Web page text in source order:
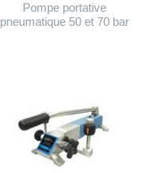
Pompe portative
pneumatique 50 et 70 bar